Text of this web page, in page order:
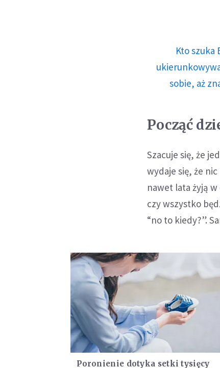
Kto szuka
sobie, aż
Począć
Szacuje się, że
wydaje się, że
nawet lata żyją
czy wszystko
“no to kiedy?”.
Poronienie dotyka setki tysięcy